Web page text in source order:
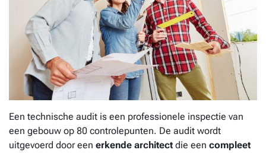
Een technische audit is een professionele inspectie van
een gebouw op 80 controlepunten. De audit wordt
uitgevoerd door een erkende architect die een compleet